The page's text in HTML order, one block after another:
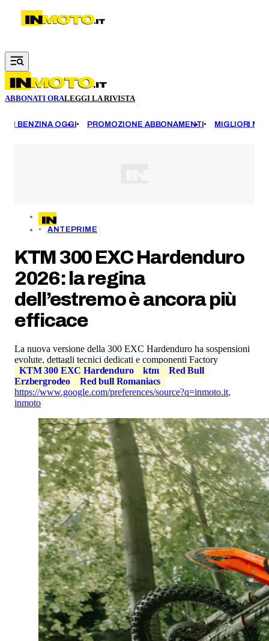
Vai al contenuto principale
ABBONATI ORALEGGI LA RIVISTA
BENZINA OGGI PROMOZIONE ABBONAMENTI MIGLIORI
ANTEPRIME
KTM 300 EXC Hardenduro
2026: la regina
dell’estremo è ancora più
efficace
La nuova versione della 300 EXC Hardenduro ha sospensioni
evolute, dettagli tecnici dedicati e componenti Factory
KTM 300 EXC Hardenduro
ktm
Red Bull
Erzbergrodeo
Red bull Romaniacs
https://www.google.com/preferences/source?q=inmoto.it,
inmoto